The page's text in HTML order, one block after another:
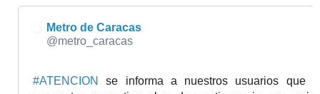
Metro de Caracas
@metro_caracas
#ATENCION se informa a nuestros usuarios que